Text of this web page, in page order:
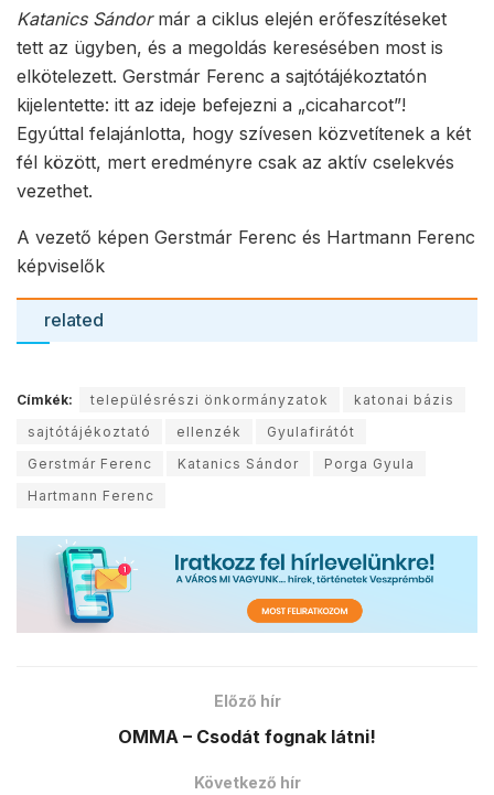
Katanics Sándor már a ciklus elején erőfeszítéseket
tett az ügyben, és a megoldás keresésében most is
elkötelezett. Gerstmár Ferenc a sajtótájékoztatón
kijelentette: itt az ideje befejezni a „cicaharcot”!
Egyúttal felajánlotta, hogy szívesen közvetítenek a két
fél között, mert eredményre csak az aktív cselekvés
vezethet.
A vezető képen Gerstmár Ferenc és Hartmann Ferenc
képviselők
related
Címkék: településrészi önkormányzatok
katonai bázis
sajtótájékoztató
ellenzék
Gyulafirátót
Gerstmár Ferenc
Katanics Sándor
Porga Gyula
Hartmann Ferenc
Előző hír
OMMA – Csodát fognak látni!
Következő hír